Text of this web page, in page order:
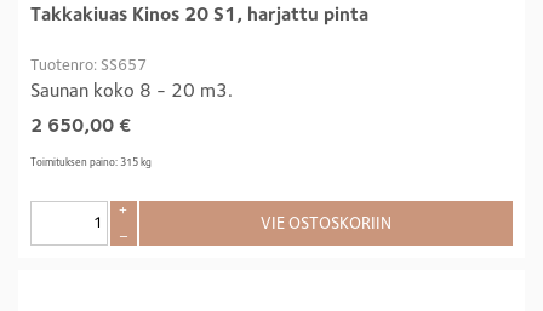
Takkakiuas Kinos 20 S1, harjattu pinta
Tuotenro: SS657
Saunan koko 8 - 20 m3.
2 650,00 €
Toimituksen paino: 315 kg
+
–
VIE OSTOSKORIIN